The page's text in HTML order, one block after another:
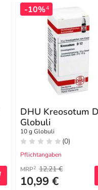
-10%4
DHU Kreosotum
Globuli
10 g Globuli
(0)
Pflichtangaben
MRP2 12,21 €
10,99 €